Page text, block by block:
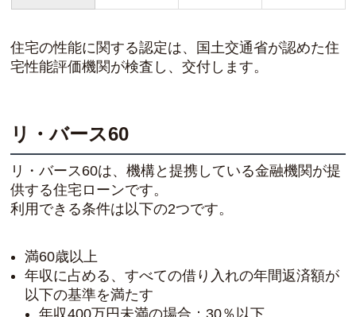
住宅の性能に関する認定は、国土交通省が認めた住
宅性能評価機関が検査し、交付します。
リ・バース60
リ・バース60は、機構と提携している金融機関が提
供する住宅ローンです。
利用できる条件は以下の2つです。
満60歳以上
年収に占める、すべての借り入れの年間返済額が
以下の基準を満たす
年収400万円未満の場合：30％以下